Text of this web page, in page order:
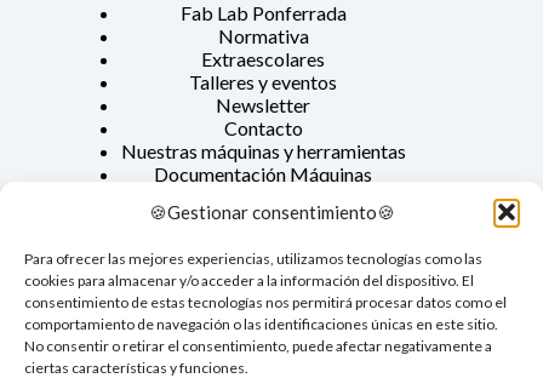
🍪Gestionar consentimiento🍪
Para ofrecer las mejores experiencias, utilizamos tecnologías como las
cookies para almacenar y/o acceder a la información del dispositivo. El
consentimiento de estas tecnologías nos permitirá procesar datos como el
comportamiento de navegación o las identificaciones únicas en este sitio.
No consentir o retirar el consentimiento, puede afectar negativamente a
ciertas características y funciones.
Fab Lab Ponferrada
Normativa
Extraescolares
Talleres y eventos
Newsletter
Contacto
Nuestras máquinas y herramientas
Documentación Máquinas
C/ Juan García Arias 9. 24402 Ponferrada - León
987110112
info@fablab.ponferrada.org